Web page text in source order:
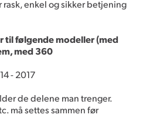
rask, enkel og sikker betjening
til følgende modeller(med
med 360
- 2017
de delene man trenger.
må settes sammen før